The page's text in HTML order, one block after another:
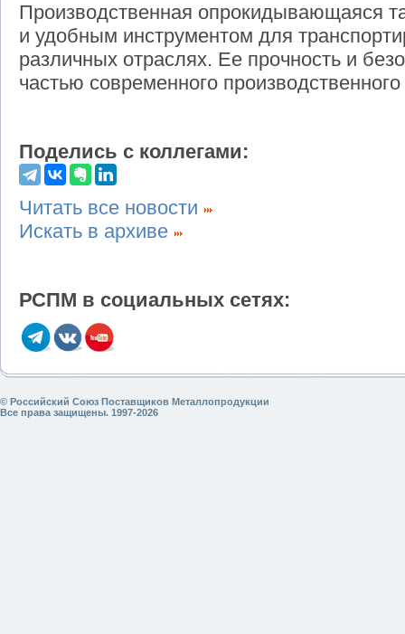
Производственная опрокидывающаяся
и удобным инструментом для
различных отраслях. Ее прочность и
частью современного
Поделись с коллегами:
Читать все новости
Искать в архиве
РСПМ в социальных сетях:
© Российский Союз Поставщиков Металлопродукции
Все права защищены. 1997-2026